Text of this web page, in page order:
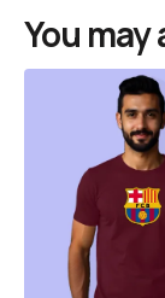
You